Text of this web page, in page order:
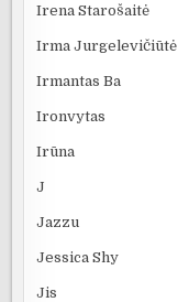
Irena Starošaitė
Irma Jurgelevičiūtė
Irmantas Ba
Ironvytas
Irūna
J
Jazzu
Jessica Shy
Jis